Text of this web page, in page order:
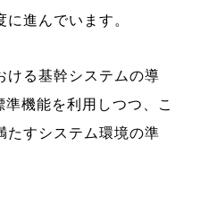
進んでいます。
ける基幹システムの導
機能を利用しつつ、こ
たすシステム環境の準